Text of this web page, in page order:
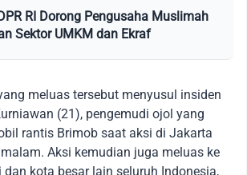
RI Dorong Pengusaha Muslimah
Sektor UMKM dan Ekraf
meluas tersebut menyusul insiden
(21), pengemudi ojol yang
rantis Brimob saat aksi di Jakarta
Aksi kemudian juga meluas ke
kota besar lain seluruh Indonesia,